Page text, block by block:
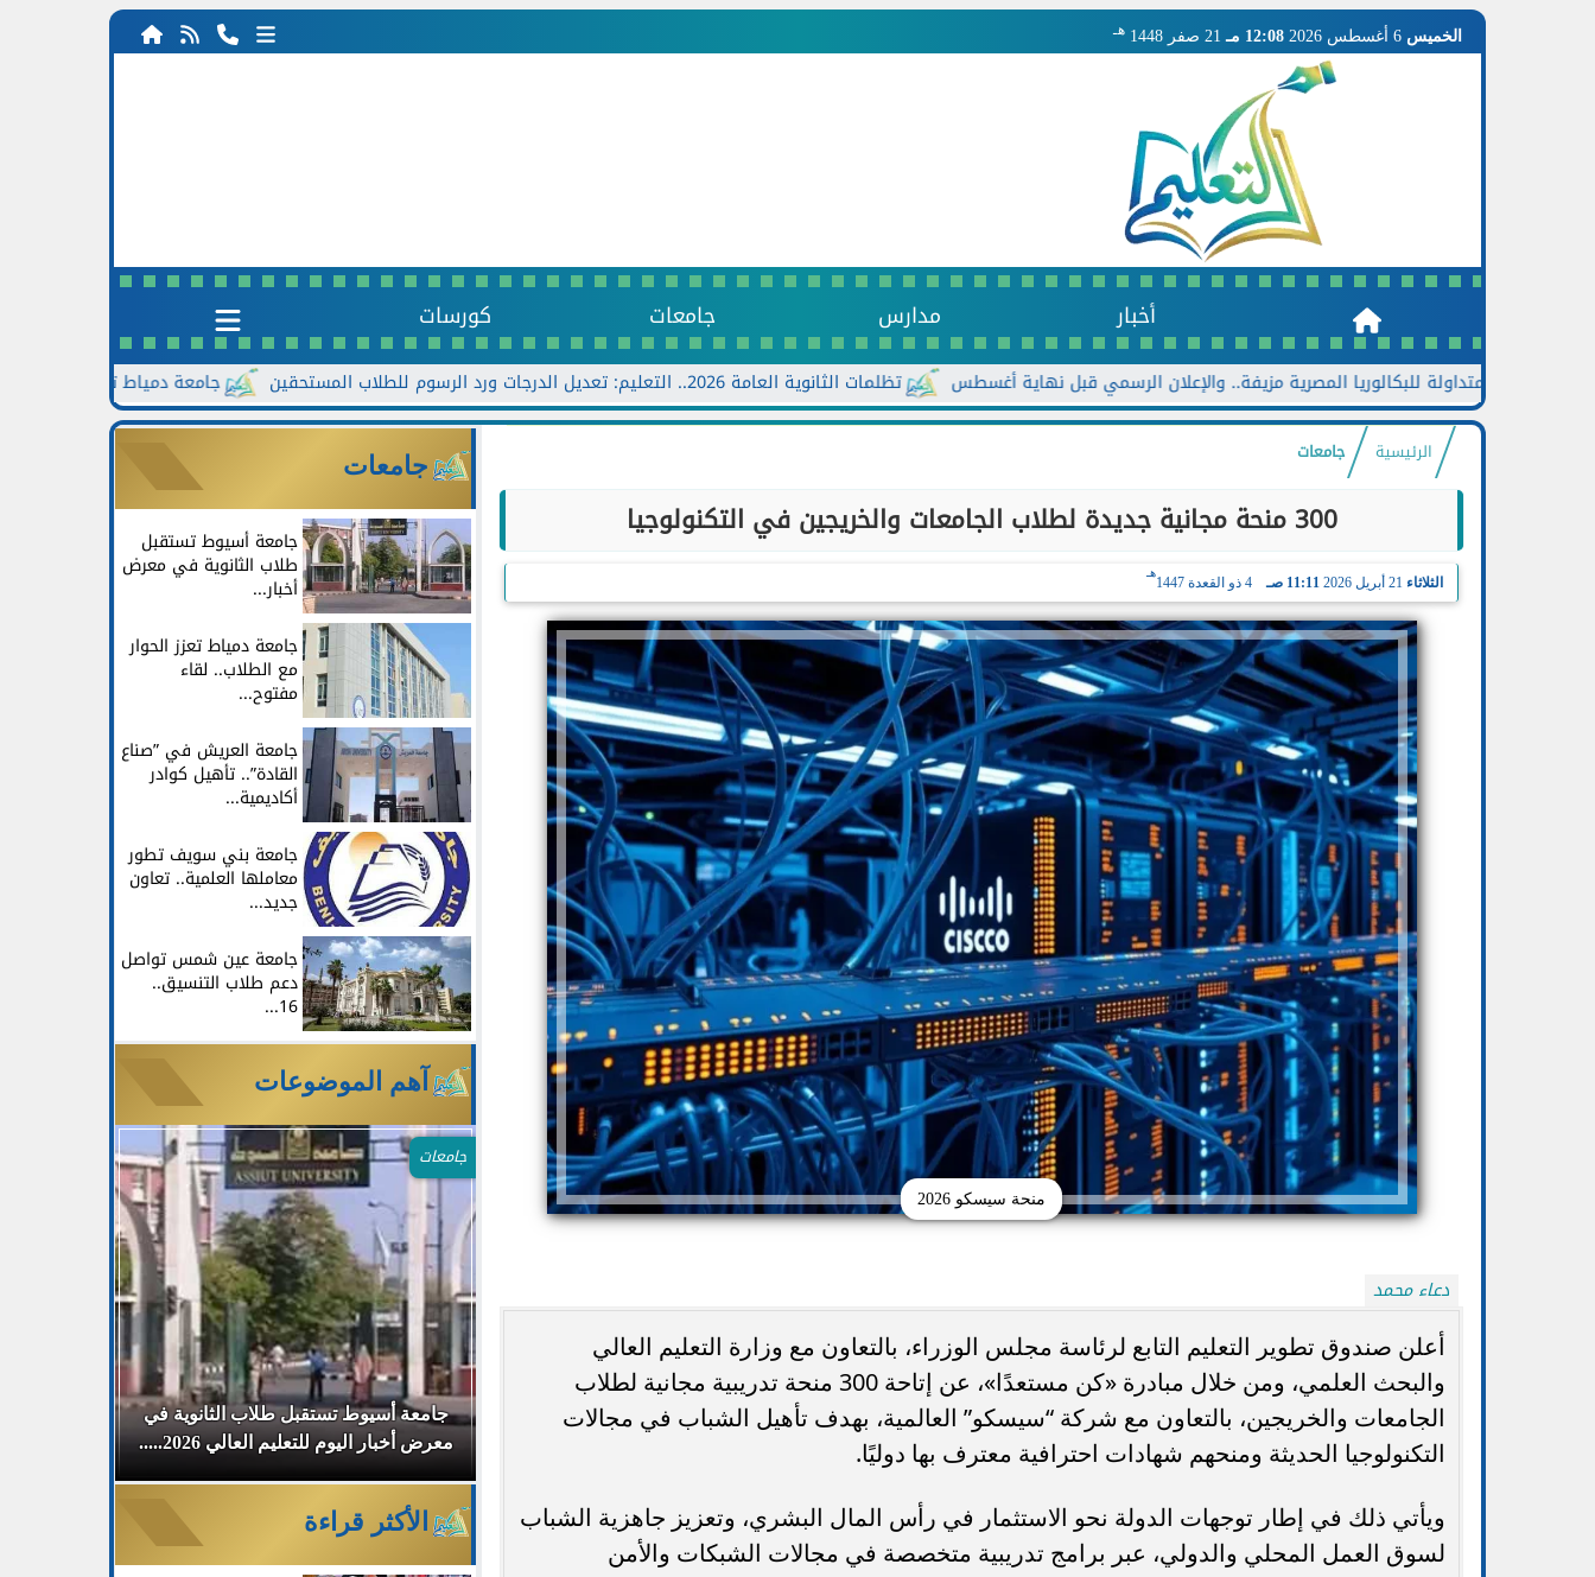
الخميس 12:08 مـ 21 صفر 1448 هـ
أخبار مدارس جامعات كورسات
جامعة دمياط تعزز الحوار مع الطلاب.. تظلمات الثانوية العامة 2026.. التعليم: تعديل الدرجات ورد الرسوم للطلاب المستحقين المتداولة للبكالوريا المصرية مزيفة.. والإعلان الرسمي قبل نهاية أغسطس
الرئيسية جامعات
300 منحة مجانية جديدة لطلاب الجامعات والخريجين في التكنولوجيا
الثلاثاء 11:11 صـ 4 ذو القعدة 1447
هـ
منحة سيسكو 2026
دعاء محمد
أعلن صندوق تطوير التعليم التابع لرئاسة مجلس الوزراء، بالتعاون مع وزارة التعليم العالي
والبحث العلمي، ومن خلال مبادرة «كن مستعدًا»، عن إتاحة 300 منحة تدريبية مجانية لطلاب
الجامعات والخريجين، بالتعاون مع شركة “سيسكو” العالمية، بهدف تأهيل الشباب في مجالات
التكنولوجيا الحديثة ومنحهم شهادات احترافية معترف بها دوليًا.
ويأتي ذلك في إطار توجهات الدولة نحو الاستثمار في رأس المال البشري، وتعزيز جاهزية الشباب
لسوق العمل المحلي والدولي، عبر برامج تدريبية متخصصة في مجالات الشبكات والأمن
جامعات
جامعة أسيوط تستقبل
طلاب الثانوية في معرض
أخبار...
جامعة دمياط تعزز الحوار
مع الطلاب.. لقاء
مفتوح...
جامعة العريش في ”صناع
القادة”.. تأهيل كوادر
أكاديمية...
جامعة بني سويف تطور
معاملها العلمية.. تعاون
جديد...
جامعة عين شمس تواصل
دعم طلاب التنسيق..
16...
آهم الموضوعات
تظلمات الثانوية العامة 2026.. التعليم: تعديل
الدرجات ورد الرسوم للطلاب المستحقين
وزارة التعليم: المناهج المتداولة للبكالوريا
المصرية مزيفة.. والإعلان الرسمي قبل نهاية
أغسطس
خبيرة فنلندية: إذا فشل طالب في الفهم
جامعات
جامعة أسيوط تستقبل طلاب الثانوية في
معرض أخبار اليوم للتعليم العالي 2026.....
الأكثر قراءة